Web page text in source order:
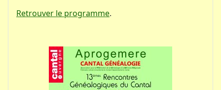
Retrouver le programme.